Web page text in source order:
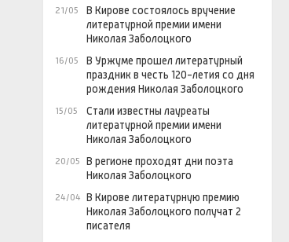
21/05
В Кирове состоялось вручение
литературной премии имени
Николая Заболоцкого
16/05
В Уржуме прошел литературный
праздник в честь 120-летия со дня
рождения Николая Заболоцкого
15/05
Стали известны лауреаты
литературной премии имени
Николая Заболоцкого
20/05
В регионе проходят дни поэта
Николая Заболоцкого
24/04 В Кирове литературную премию
Николая Заболоцкого получат 2
писателя